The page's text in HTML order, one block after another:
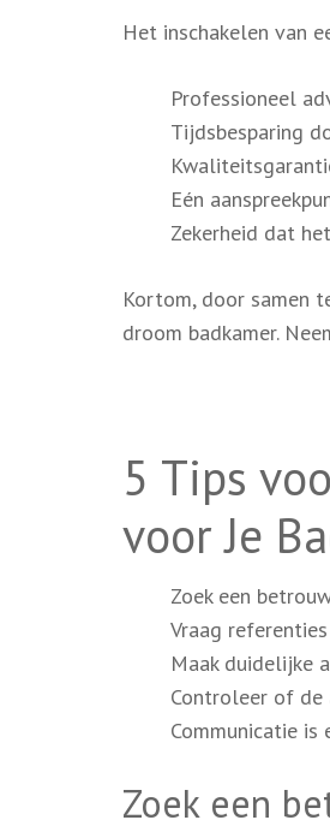
Het inschakelen van
Professioneel
Tijdsbesparing
Eén
Zekerheid dat
Kortom, door samen
droom badkamer.
5 Tips
voor Je
Zoek een
Vraag
Maak duidelijke
Controleer of de
Communicatie
Zoek een